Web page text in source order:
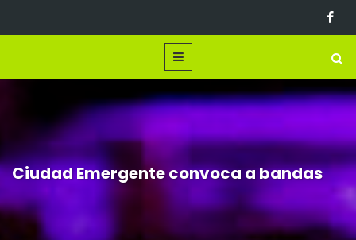
Ciudad Emergente convoca a bandas